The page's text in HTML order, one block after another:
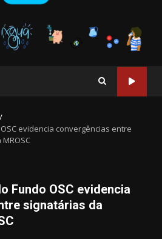
evidencia convergências entre
Fundo OSC evidencia
signatárias da